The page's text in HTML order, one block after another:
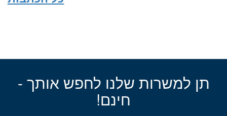
תן למשרות שלנו לחפש אותך -
חינם!